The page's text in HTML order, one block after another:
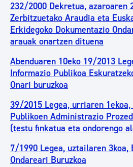
232/2000 Dekretua, azaroaren
Zerbitzuetako Araudia eta
Erkidegoko Dokumentazio
arauak onartzen dituena
Abenduaren 10eko 19/2013
Informazio Publikoa
Onari buruzkoa
39/2015 Legea, urriaren
Publikoen Administrazio
(testu finkatua eta ondorengo
7/1990 Legea, uztailaren 3koa,
Ondareari Buruzkoa